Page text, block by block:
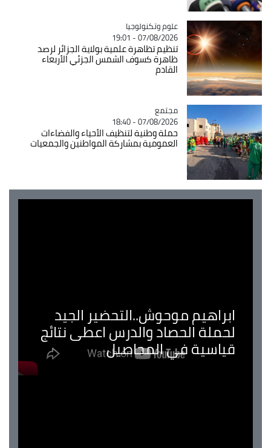
Catégorie
علوم وتكنولوجيا
07/08/2026 - 19:01
تنظيم تظاهرة علمية بولاية الجزائر لرصد
ظاهرة كسوف الشمس الجزئي الأربعاء
القادم
Catégorie
مجتمع
07/08/2026 - 18:40
حملة وطنية لتنظيف الأحياء والفضاءات
العمومية بمشاركة المواطنين والجمعيات
ابراهيم موحوش..التحضير الجيد
لحملة الحصاد والدرس اعطى نتائج
قياسية في المحاصيل